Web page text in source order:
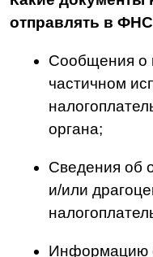
и форматов
запросов в банк
денежных средств),
цифрового рубля в
Что изменилось:
Старые формы
установлены
от 19.07.2018 №
изменениями,
обновленные